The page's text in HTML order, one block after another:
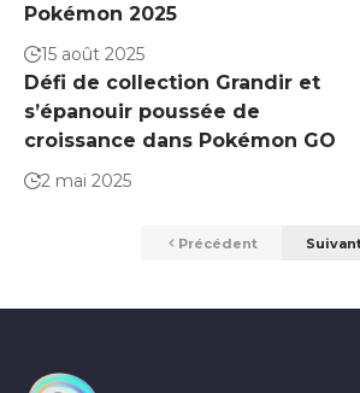
Pokémon 2025
15 août 2025
Défi de collection Grandir et
s’épanouir poussée de
croissance dans Pokémon GO
2 mai 2025
Précédent